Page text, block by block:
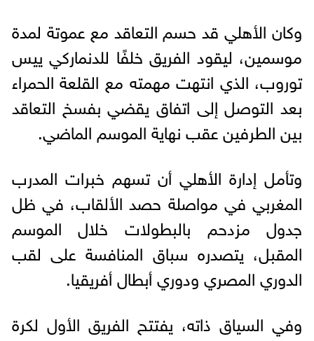
وكان الأهلي قد حسم التعاقد مع عموتة لمدة
موسمين، ليقود الفريق خلفًا للدنماركي ييس
توروب، الذي انتهت مهمته مع القلعة الحمراء
بعد التوصل إلى اتفاق يقضي بفسخ التعاقد
بين الطرفين عقب نهاية الموسم الماضي.
وتأمل إدارة الأهلي أن تسهم خبرات المدرب
المغربي في مواصلة حصد الألقاب، في ظل
جدول مزدحم بالبطولات خلال الموسم
المقبل، يتصدره سباق المنافسة على لقب
الدوري المصري ودوري أبطال أفريقيا.
وفي السياق ذاته، يفتتح الفريق الأول لكرة